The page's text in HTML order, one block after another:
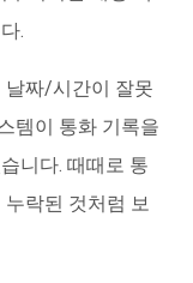
.
날짜/시간이 잘못
템이 통화 기록을
니다. 때때로 통
락된 것처럼 보